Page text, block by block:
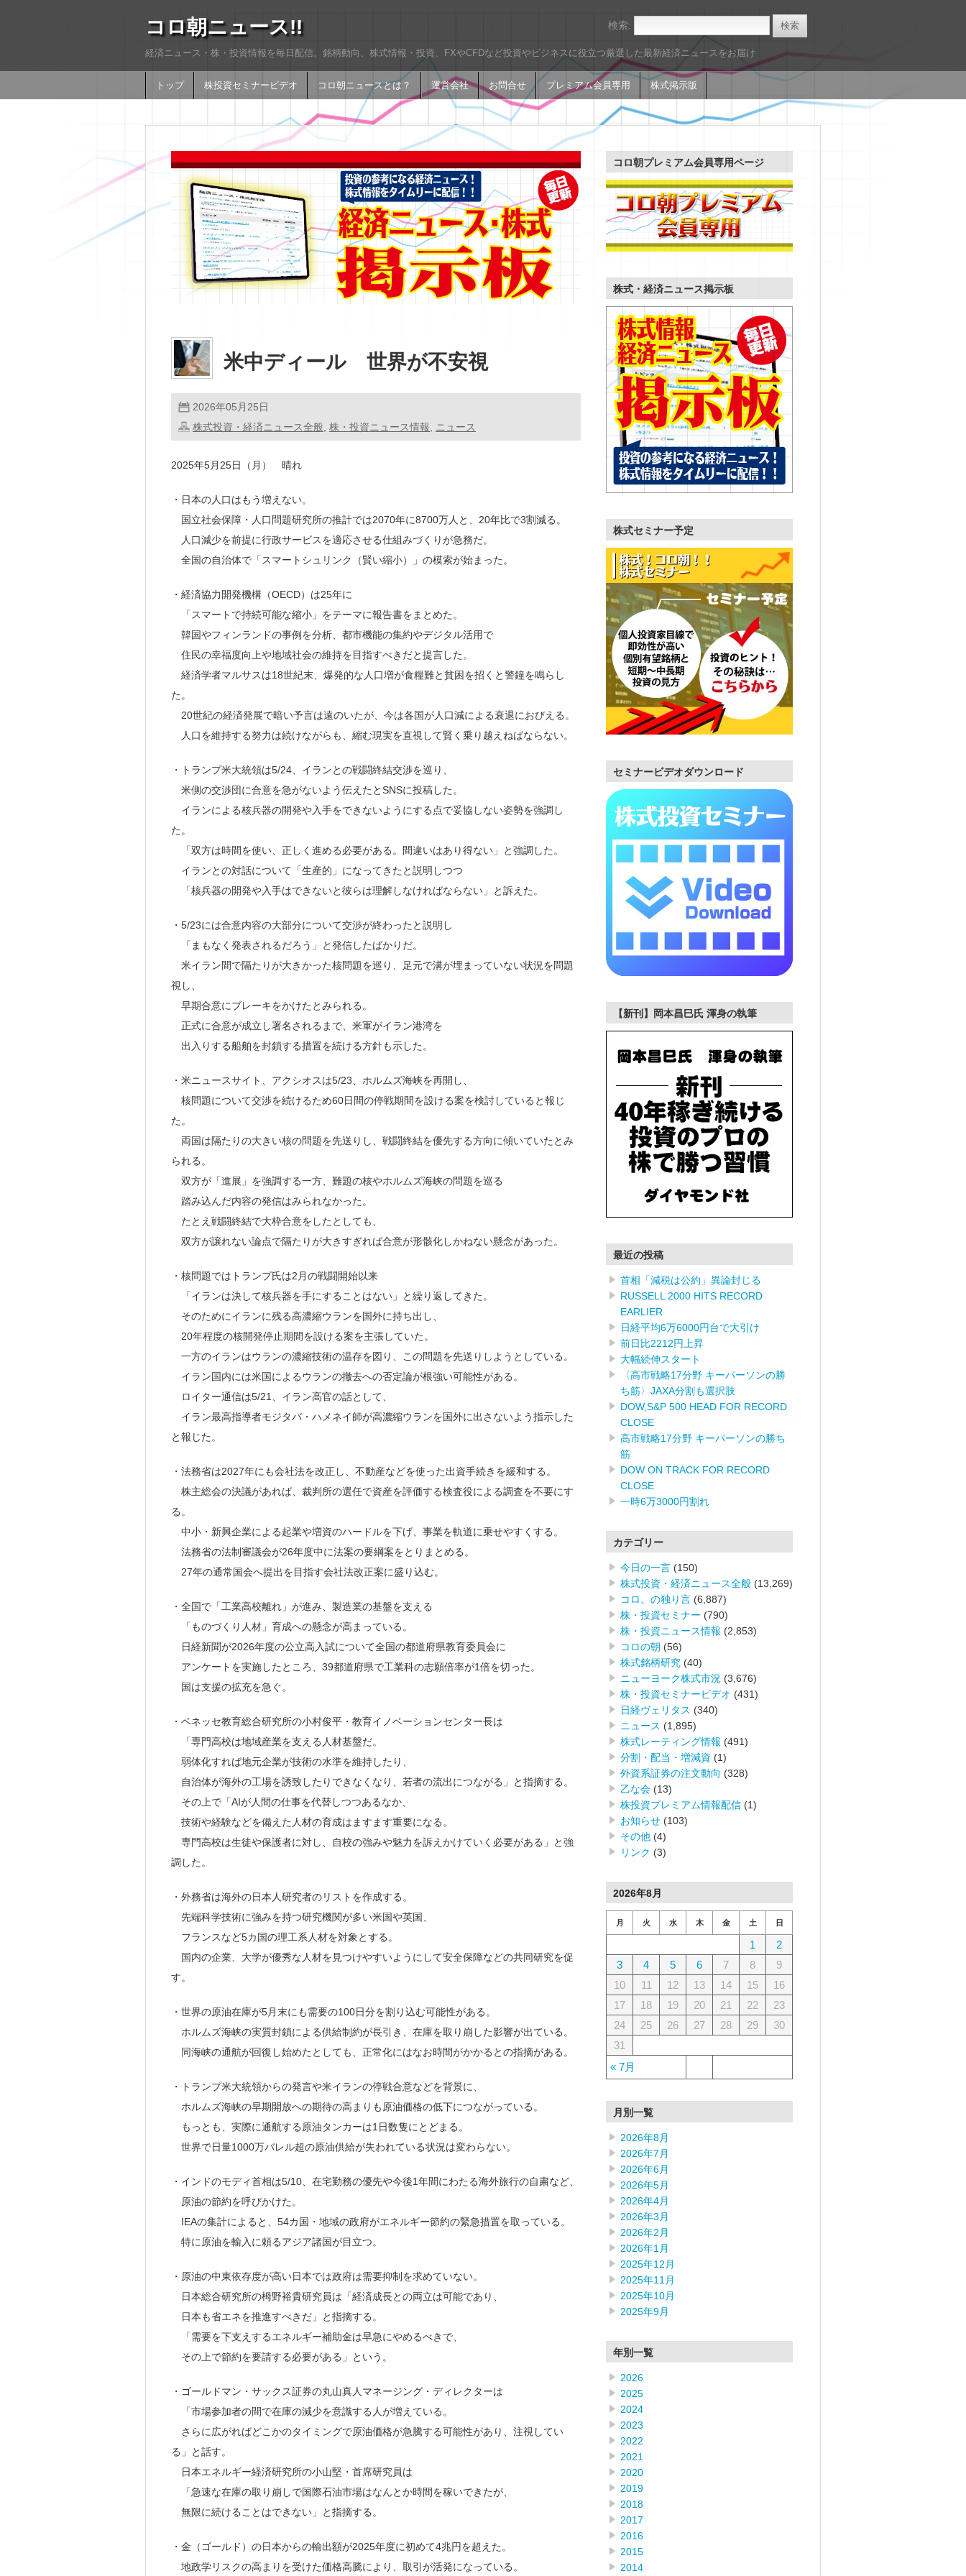
コロ朝ニュース!!
経済ニュース・株・投資情報を毎日配信。銘柄動向、株式情報・投資、FXやCFDなど投資やビジネスに役立つ厳選した最新経済ニュースをお届け
トップ 株投資セミナービデオ コロ朝ニュースとは？ 運営会社 お問合せ プレミアム会員専用 株式掲示版
検索:
米中ディール 世界が不安視
2026年05月25日
株式投資・経済ニュース全般, 株・投資ニュース情報, ニュース
2025年5月25日（月） 晴れ
・日本の人口はもう増えない。
国立社会保障・人口問題研究所の推計では2070年に8700万人と、20年比で3割減る。
人口減少を前提に行政サービスを適応させる仕組みづくりが急務だ。
全国の自治体で「スマートシュリンク（賢い縮小）」の模索が始まった。
・経済協力開発機構（OECD）は25年に
「スマートで持続可能な縮小」をテーマに報告書をまとめた。
韓国やフィンランドの事例を分析、都市機能の集約やデジタル活用で
住民の幸福度向上や地域社会の維持を目指すべきだと提言した。
経済学者マルサスは18世紀末、爆発的な人口増が食糧難と貧困を招くと警鐘を鳴らし
た。
20世紀の経済発展で暗い予言は遠のいたが、今は各国が人口減による衰退におびえる。
人口を維持する努力は続けながらも、縮む現実を直視して賢く乗り越えねばならない。
・トランプ米大統領は5/24、イランとの戦闘終結交渉を巡り、
米側の交渉団に合意を急がないよう伝えたとSNSに投稿した。
イランによる核兵器の開発や入手をできないようにする点で妥協しない姿勢を強調し
た。
「双方は時間を使い、正しく進める必要がある。間違いはあり得ない」と強調した。
イランとの対話について「生産的」になってきたと説明しつつ
「核兵器の開発や入手はできないと彼らは理解しなければならない」と訴えた。
・5/23には合意内容の大部分について交渉が終わったと説明し
「まもなく発表されるだろう」と発信したばかりだ。
米イラン間で隔たりが大きかった核問題を巡り、足元で溝が埋まっていない状況を問題
視し、
早期合意にブレーキをかけたとみられる。
正式に合意が成立し署名されるまで、米軍がイラン港湾を
出入りする船舶を封鎖する措置を続ける方針も示した。
・米ニュースサイト、アクシオスは5/23、ホルムズ海峡を再開し、
核問題について交渉を続けるため60日間の停戦期間を設ける案を検討していると報じ
た。
両国は隔たりの大きい核の問題を先送りし、戦闘終結を優先する方向に傾いていたとみ
られる。
双方が「進展」を強調する一方、難題の核やホルムズ海峡の問題を巡る
踏み込んだ内容の発信はみられなかった。
たとえ戦闘終結で大枠合意をしたとしても、
双方が譲れない論点で隔たりが大きすぎれば合意が形骸化しかねない懸念があった。
・核問題ではトランプ氏は2月の戦闘開始以来
「イランは決して核兵器を手にすることはない」と繰り返してきた。
そのためにイランに残る高濃縮ウランを国外に持ち出し、
20年程度の核開発停止期間を設ける案を主張していた。
一方のイランはウランの濃縮技術の温存を図り、この問題を先送りしようとしている。
イラン国内には米国によるウランの撤去への否定論が根強い可能性がある。
ロイター通信は5/21、イラン高官の話として、
イラン最高指導者モジタバ・ハメネイ師が高濃縮ウランを国外に出さないよう指示した
と報じた。
・法務省は2027年にも会社法を改正し、不動産などを使った出資手続きを緩和する。
株主総会の決議があれば、裁判所の選任で資産を評価する検査役による調査を不要にす
る。
中小・新興企業による起業や増資のハードルを下げ、事業を軌道に乗せやすくする。
法務省の法制審議会が26年度中に法案の要綱案をとりまとめる。
27年の通常国会へ提出を目指す会社法改正案に盛り込む。
・全国で「工業高校離れ」が進み、製造業の基盤を支える
「ものづくり人材」育成への懸念が高まっている。
日経新聞が2026年度の公立高入試について全国の都道府県教育委員会に
アンケートを実施したところ、39都道府県で工業科の志願倍率が1倍を切った。
国は支援の拡充を急ぐ。
・ベネッセ教育総合研究所の小村俊平・教育イノベーションセンター長は
「専門高校は地域産業を支える人材基盤だ。
弱体化すれば地元企業が技術の水準を維持したり、
自治体が海外の工場を誘致したりできなくなり、若者の流出につながる」と指摘する。
その上で「AIが人間の仕事を代替しつつあるなか、
技術や経験などを備えた人材の育成はますます重要になる。
専門高校は生徒や保護者に対し、自校の強みや魅力を訴えかけていく必要がある」と強
調した。
・外務省は海外の日本人研究者のリストを作成する。
先端科学技術に強みを持つ研究機関が多い米国や英国、
フランスなど5カ国の理工系人材を対象とする。
国内の企業、大学が優秀な人材を見つけやすいようにして安全保障などの共同研究を促
す。
・世界の原油在庫が5月末にも需要の100日分を割り込む可能性がある。
ホルムズ海峡の実質封鎖による供給制約が長引き、在庫を取り崩した影響が出ている。
同海峡の通航が回復し始めたとしても、正常化にはなお時間がかかるとの指摘がある。
・トランプ米大統領からの発言や米イランの停戦合意などを背景に、
ホルムズ海峡の早期開放への期待の高まりも原油価格の低下につながっている。
もっとも、実際に通航する原油タンカーは1日数隻にとどまる。
世界で日量1000万バレル超の原油供給が失われている状況は変わらない。
・インドのモディ首相は5/10、在宅勤務の優先や今後1年間にわたる海外旅行の自粛など、
原油の節約を呼びかけた。
IEAの集計によると、54カ国・地域の政府がエネルギー節約の緊急措置を取っている。
特に原油を輸入に頼るアジア諸国が目立つ。
・原油の中東依存度が高い日本では政府は需要抑制を求めていない。
日本総合研究所の栂野裕貴研究員は「経済成長との両立は可能であり、
日本も省エネを推進すべきだ」と指摘する。
「需要を下支えするエネルギー補助金は早急にやめるべきで、
その上で節約を要請する必要がある」という。
・ゴールドマン・サックス証券の丸山真人マネージング・ディレクターは
「市場参加者の間で在庫の減少を意識する人が増えている。
さらに広がればどこかのタイミングで原油価格が急騰する可能性があり、注視してい
る」と話す。
日本エネルギー経済研究所の小山堅・首席研究員は
「急速な在庫の取り崩しで国際石油市場はなんとか時間を稼いできたが、
無限に続けることはできない」と指摘する。
・金（ゴールド）の日本からの輸出額が2025年度に初めて4兆円を超えた。
地政学リスクの高まりを受けた価格高騰により、取引が活発になっている。
コロ朝プレミアム会員専用ページ
株式・経済ニュース掲示板
株式セミナー予定
セミナービデオダウンロード
【新刊】岡本昌巳氏 渾身の執筆
最近の投稿
首相「減税は公約」異論封じる
RUSSELL 2000 HITS RECORD
EARLIER
日経平均6万6000円台で大引け
前日比2212円上昇
大幅続伸スタート
〈高市戦略17分野 キーパーソンの勝
ち筋〉JAXA分割も選択肢
DOW,S&P 500 HEAD FOR RECORD
CLOSE
高市戦略17分野 キーパーソンの勝ち
筋
DOW ON TRACK FOR RECORD
CLOSE
一時6万3000円割れ
カテゴリー
今日の一言 (150)
株式投資・経済ニュース全般 (13,269)
コロ。の独り言 (6,887)
株・投資セミナー (790)
株・投資ニュース情報 (2,853)
コロの朝 (56)
株式銘柄研究 (40)
ニューヨーク株式市況 (3,676)
株・投資セミナービデオ (431)
日経ヴェリタス (340)
ニュース (1,895)
株式レーティング情報 (491)
分割・配当・増減資 (1)
外資系証券の注文動向 (328)
乙な会 (13)
株投資プレミアム情報配信 (1)
お知らせ (103)
その他 (4)
リンク (3)
2026年8月
月 火 水 木 金 土 日
« 7月
1
2
3
4 5 6 7 8
9
10
11 12 13 14 15
16
17
18 19 20 21 22
23
24
25 26 27 28 29
30
31
月別一覧
2026年8月
2026年7月
2026年6月
2026年5月
2026年4月
2026年3月
2026年2月
2026年1月
2025年12月
2025年11月
2025年10月
2025年9月
年別一覧
2026
2025
2024
2023
2022
2021
2020
2019
2018
2017
2016
2015
2014